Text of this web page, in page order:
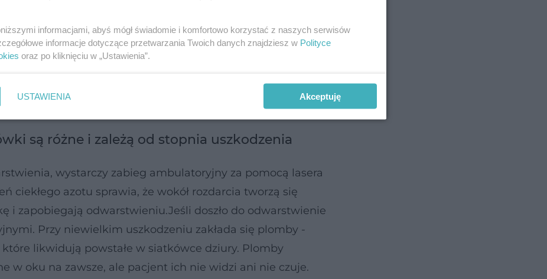
się naskórka
są różne i zależą od stopnia uszkodzenia
wystarczy zabieg ambulatoryjny za pomocą lasera
ciekłego azotu sprawia, że wokół rozdarcia tworzą się
i zapobiegają odwarstwieniu.Jeśli doszło do odwarstwienie
Przy niewielkim uszkodzeniu zakłada się plomby -
likwidują powstałe w siatkówce dziury. Plomby
w oku na zawsze, ale pacjent ich nie widzi ani nie czuje.
informacjami, abyś mógł świadomie i komfortowo korzystać z naszych serwisów
informacje dotyczące przetwarzania Twoich danych znajdziesz w Polityce
oraz po kliknięciu w „Ustawienia”.
USTAWIENIA Akceptuję